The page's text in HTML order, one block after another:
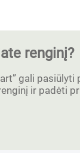
renginį?
gali pasiūlyti
ir padėti